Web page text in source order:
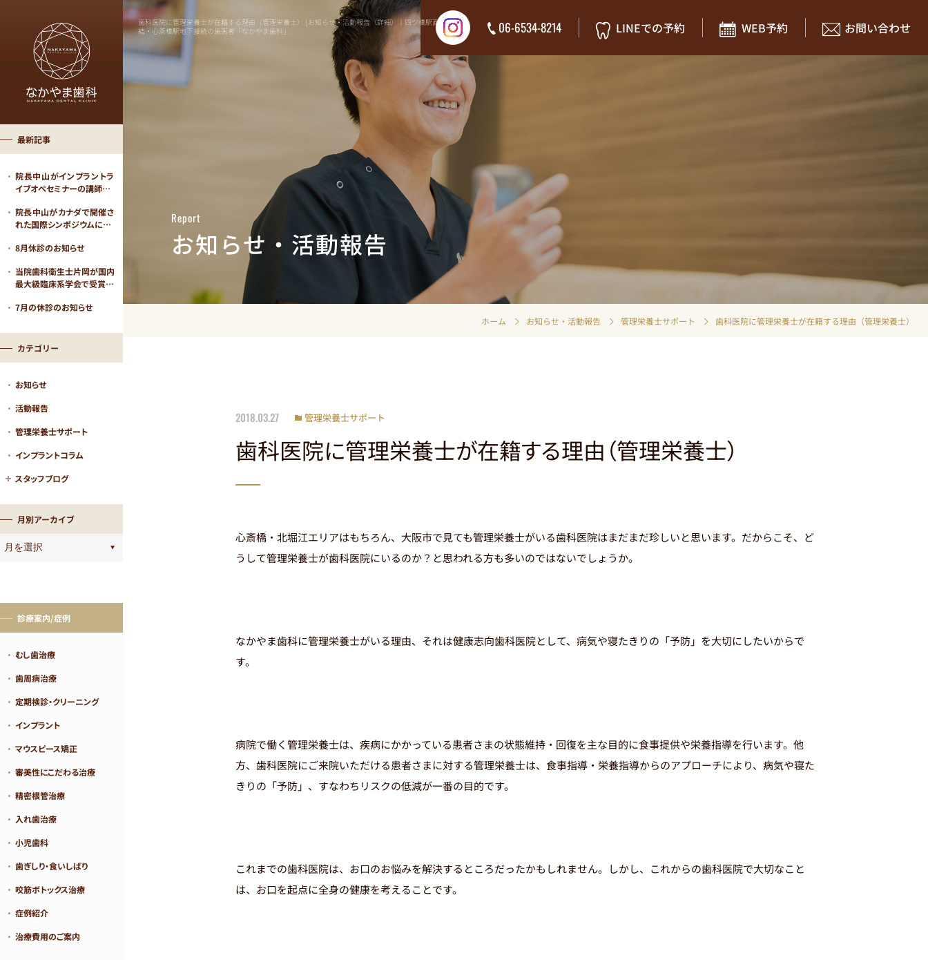
06-6534-8214 LINEでの予約 WEB予約 お問い合わせ
歯科医院に管理栄養士が在籍する理由（管理栄養士） | お知らせ・活動報告（詳細）｜四ツ橋駅直
結・心斎橋駅地下接続の歯医者「なかやま歯科」
Report
お知らせ・活動報告
ホーム お知らせ・活動報告 管理栄養士サポート 歯科医院に管理栄養士が在籍する理由（管理栄養士）
2018.03.27 管理栄養士サポート
歯科医院に管理栄養士が在籍する理由（管理栄養士）
心斎橋・北堀江エリアはもちろん、大阪市で見ても管理栄養士がいる歯科医院はまだまだ珍しいと思います。だからこそ、ど
うして管理栄養士が歯科医院にいるのか？と思われる方も多いのではないでしょうか。
なかやま歯科に管理栄養士がいる理由、それは健康志向歯科医院として、病気や寝たきりの「予防」を大切にしたいからで
す。
病院で働く管理栄養士は、疾病にかかっている患者さまの状態維持・回復を主な目的に食事提供や栄養指導を行います。他
方、歯科医院にご来院いただける患者さまに対する管理栄養士は、食事指導・栄養指導からのアプローチにより、病気や寝た
きりの「予防」、すなわちリスクの低減が一番の目的です。
これまでの歯科医院は、お口のお悩みを解決するところだったかもしれません。しかし、これからの歯科医院で大切なこと
は、お口を起点に全身の健康を考えることです。
最新記事
院長中山がインプラントラ
イブオペセミナーの講師…
院長中山がカナダで開催さ
れた国際シンポジウムに…
8月休診のお知らせ
当院歯科衛生士片岡が国内
最大級臨床系学会で受賞…
7月の休診のお知らせ
カテゴリー
お知らせ
活動報告
管理栄養士サポート
インプラントコラム
スタッフブログ
月別アーカイブ
診療案内/症例
むし歯治療
歯周病治療
定期検診・クリーニング
インプラント
マウスピース矯正
審美性にこだわる治療
精密根管治療
入れ歯治療
小児歯科
歯ぎしり・食いしばり
咬筋ボトックス治療
症例紹介
治療費用のご案内
STEP01 まず医院コードをコピー